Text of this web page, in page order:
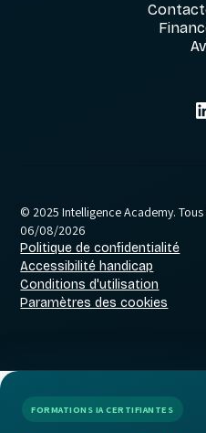
© 2025 Intelligence Academy.
06/08/2026
Politique de confidentialité
Accessibilité handicap
Conditions d'utilisation
Paramètres des cookies
FORMATIONS IA CERTIFIANTES